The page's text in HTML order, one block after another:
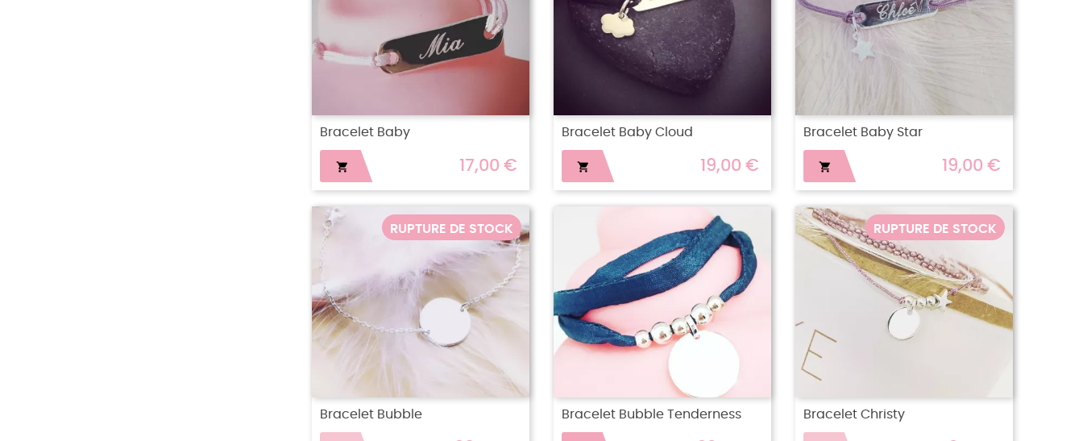
Bracelet Baby
 17,00 €
Bracelet Baby Cloud
 19,00 €
Bracelet Baby Star
 19,00 €
RUPTURE DE STOCK
Bracelet Bubble Bracelet Bubble Tenderness
RUPTURE DE STOCK
Bracelet Christy